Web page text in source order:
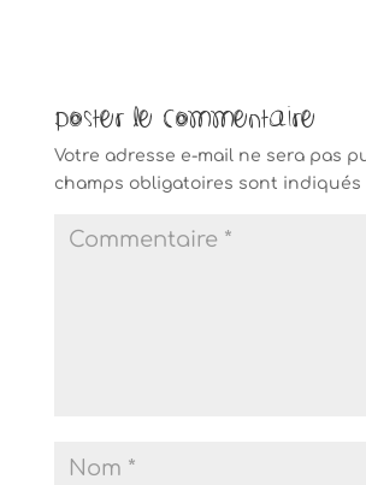
Poster le commentaire
Votre adresse e-mail ne sera pas
champs obligatoires sont indiqués